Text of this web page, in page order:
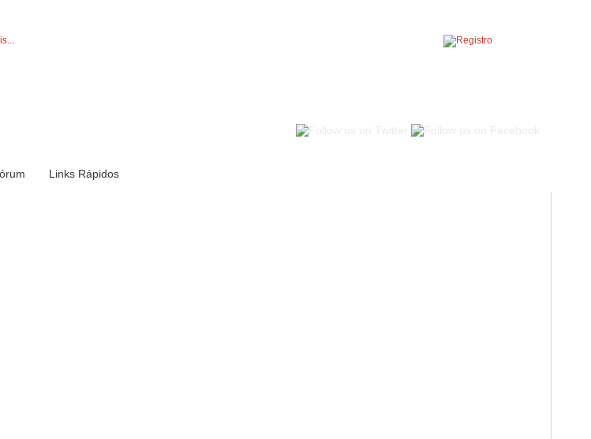
Links Rápidos